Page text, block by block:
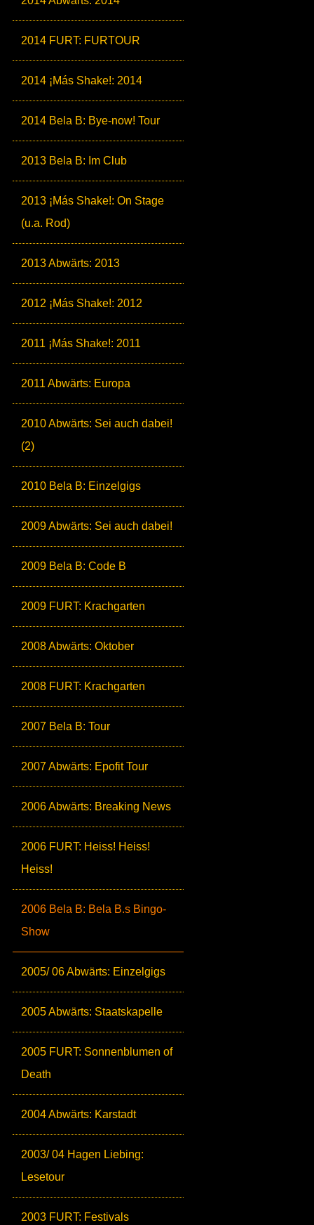
2014 FURT: FURTOUR
2014 ¡Más Shake!: 2014
2014 Bela B: Bye-now! Tour
2013 Bela B: Im Club
2013 ¡Más Shake!: On Stage
(u.a. Rod)
2013 Abwärts: 2013
2012 ¡Más Shake!: 2012
2011 ¡Más Shake!: 2011
2011 Abwärts: Europa
2010 Abwärts: Sei auch dabei!
(2)
2010 Bela B: Einzelgigs
2009 Abwärts: Sei auch dabei!
2009 Bela B: Code B
2009 FURT: Krachgarten
2008 Abwärts: Oktober
2008 FURT: Krachgarten
2007 Bela B: Tour
2007 Abwärts: Epofit Tour
2006 Abwärts: Breaking News
2006 FURT: Heiss! Heiss!
Heiss!
2006 Bela B: Bela B.s Bingo-
Show
2005/ 06 Abwärts: Einzelgigs
2005 Abwärts: Staatskapelle
2005 FURT: Sonnenblumen of
Death
2004 Abwärts: Karstadt
2003/ 04 Hagen Liebing:
Lesetour
2003 FURT: Festivals